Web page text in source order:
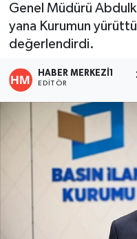
Genel Müdürü
yana Kurumun
değerlendirdi.
HABER MERKEZI1
EDITÖR
SPOR
MAGAZİN
ÖZEL HABER
DTO
RESMİ REKLAM
Haber Arşivi